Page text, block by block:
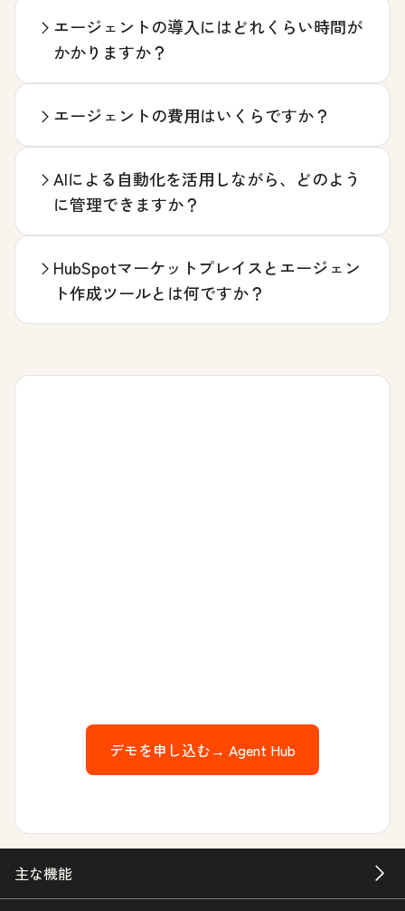
エージェントの導入にはどれくらい時間が
かかりますか？
エージェントの費用はいくらですか？
AIによる自動化を活用しながら、どのよう
に管理できますか？
HubSpotマーケットプレイスとエージェン
ト作成ツールとは何ですか？
デモを申し込む→ Agent Hub
主な機能